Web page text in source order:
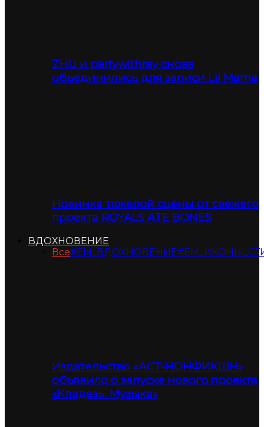
ZHU и partywithray снова
объединились для записи Lil Mama
Новинка тяжелой сцены от свежего
проекта ROYALS ATE BONES
ВДОХНОВЕНИЕ
Все#ЕМ_ВДОХНОВЕНИЕ
Издательство «АСТ-НОНФИКШН»
объявило о запуске нового проекта
«Кладезь. Музыка»